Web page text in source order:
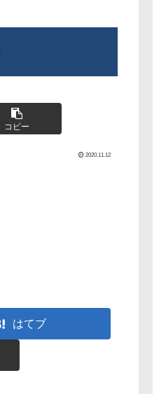
コピー
2020.11.12
はてブ